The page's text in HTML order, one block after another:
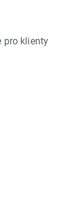
pro klienty